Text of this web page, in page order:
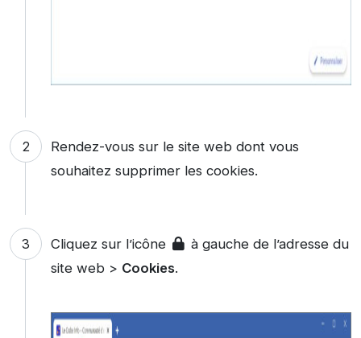
Rendez-vous sur le site web dont vous
souhaitez supprimer les cookies.
Cliquez sur l’icône
à gauche de l’adresse du
site web > Cookies.